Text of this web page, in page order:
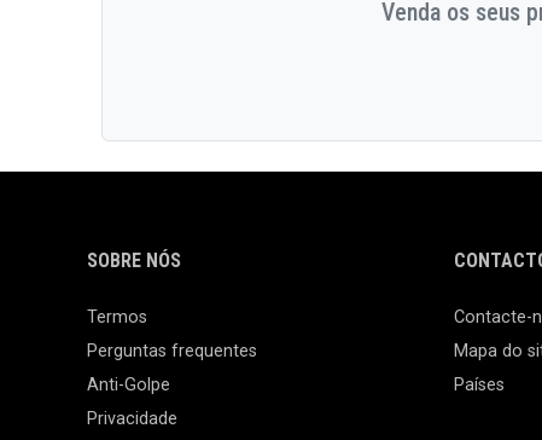
Venda os seus
SOBRE NÓS
Termos
Perguntas frequentes
Anti-Golpe
Privacidade
Contacte-
Mapa do
Países